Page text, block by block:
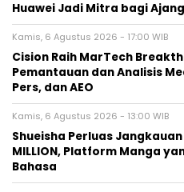
Huawei Jadi Mitra bagi Ajang
Kamis, 6 Agustus 2026 - 17:00 WIB
Cision Raih MarTech
Pemantauan dan Analisis
Pers, dan AEO
Kamis, 6 Agustus 2026 - 13:00 WIB
Shueisha Perluas
MILLION, Platform Manga
Bahasa